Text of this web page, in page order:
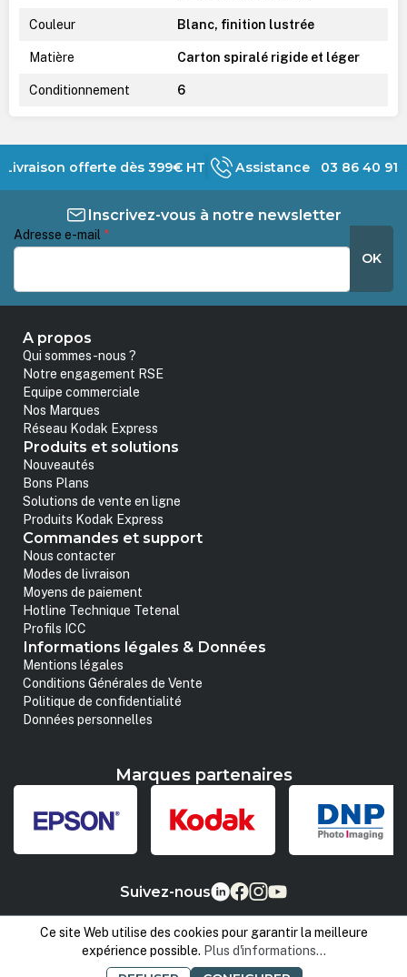
Couleur Blanc, finition lustrée
Matière Carton spiralé rigide et léger
Conditionnement 6
Livraison offerte dès 399€ HT Assistance 03 86 40 91
Inscrivez-vous à notre newsletter
Adresse e-mail *
OK
A propos
Qui sommes-nous ?
Notre engagement RSE
Equipe commerciale
Nos Marques
Réseau Kodak Express
Produits et solutions
Nouveautés
Bons Plans
Solutions de vente en ligne
Produits Kodak Express
Commandes et support
Nous contacter
Modes de livraison
Moyens de paiement
Hotline Technique Tetenal
Profils ICC
Informations légales & Données
Mentions légales
Conditions Générales de Vente
Politique de confidentialité
Données personnelles
Marques partenaires
Suivez-nous
Ce site Web utilise des cookies pour garantir la meilleure
expérience possible. Plus d'informations...